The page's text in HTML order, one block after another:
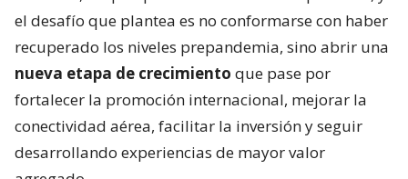
el desafío que plantea es no conformarse con haber
recuperado los niveles prepandemia, sino abrir una
nueva etapa de crecimiento que pase por
fortalecer la promoción internacional, mejorar la
conectividad aérea, facilitar la inversión y seguir
desarrollando experiencias de mayor valor